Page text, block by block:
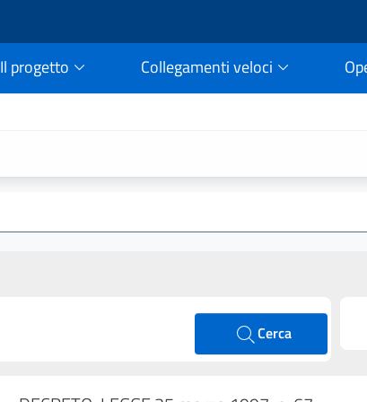
Il progetto Collegamenti veloci
Cerca